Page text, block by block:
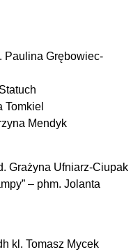
Paulina Grębowiec-
Tomkiel
Mendyk
Grażyna Ufniarz-Ciupak
– phm. Jolanta
kl. Tomasz Mycek